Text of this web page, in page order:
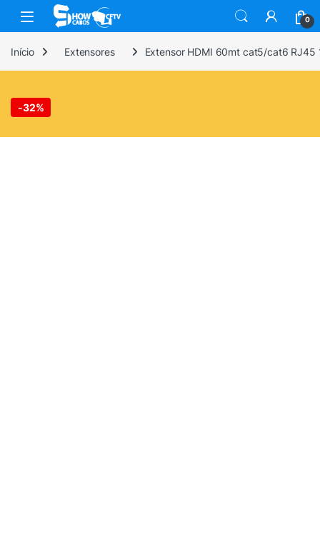
Skip to navigation
Skip to content
0
Início Extensores Extensor HDMI 60mt cat5/cat6 RJ45
-32%